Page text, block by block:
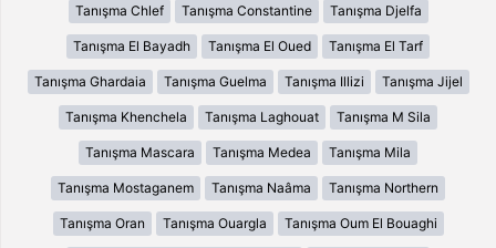
Tanışma Chlef Tanışma Constantine Tanışma Djelfa
Tanışma El Bayadh Tanışma El Oued Tanışma El Tarf
Tanışma Ghardaia Tanışma Guelma Tanışma Illizi Tanışma Jijel
Tanışma Khenchela Tanışma Laghouat Tanışma M Sila
Tanışma Mascara Tanışma Medea Tanışma Mila
Tanışma Mostaganem Tanışma Naâma Tanışma Northern
Tanışma Oran Tanışma Ouargla Tanışma Oum El Bouaghi